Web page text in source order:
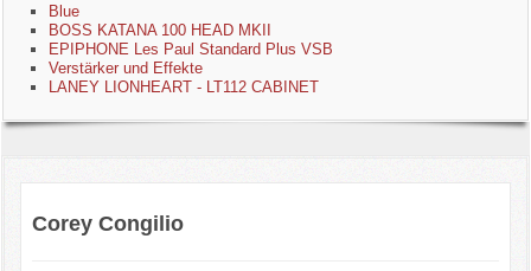
Links
Gästebuch
Blue
BOSS KATANA 100 HEAD MKII
EPIPHONE Les Paul Standard Plus VSB
Verstärker und Effekte
LANEY LIONHEART - LT112 CABINET
Corey Congilio